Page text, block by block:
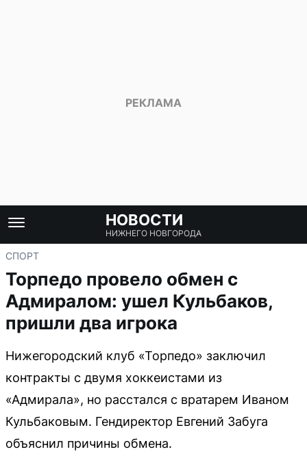
НОВОСТИ
НИЖНЕГО НОВГОРОДА
СПОРТ
Торпедо провело обмен с
Адмиралом: ушел Кульбаков,
пришли два игрока
Нижегородский клуб «Торпедо» заключил
контракты с двумя хоккеистами из
«Адмирала», но расстался с вратарем Иваном
Кульбаковым. Гендиректор Евгений Забуга
объяснил причины обмена.